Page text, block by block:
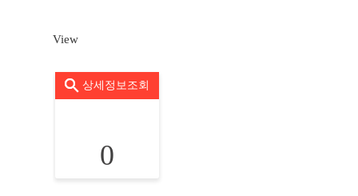
View
상세정보조회
0